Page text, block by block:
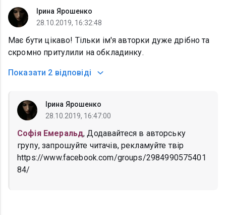
Ірина Ярошенко
28.10.2019, 16:32:48
Має бути цікаво! Тільки ім'я авторки дуже дрібно та
скромно притулили на обкладинку.
Показати 2 відповіді
Ірина Ярошенко
28.10.2019, 16:47:00
Софія Емеральд, Додавайтеся в авторську
групу, запрошуйте читачів, рекламуйте твір
https://www.facebook.com/groups/2984990575401
84/